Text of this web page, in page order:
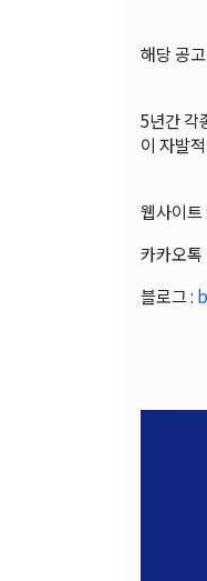
해당 공
5년간 각
이 자발
웹사이트 :
카카오톡
블로그 :